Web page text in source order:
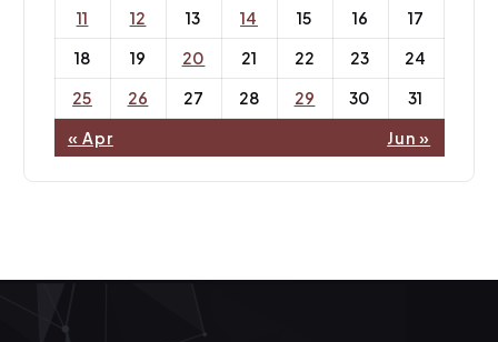
11
12 13 14 15 16
17
18
19 20 21 22 23
24
25
26 27 28 29 30 31
« Apr Jun »